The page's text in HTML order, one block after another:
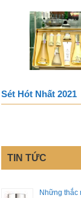
Sét Hót Nhất 2021
TIN TỨC
Những thắc